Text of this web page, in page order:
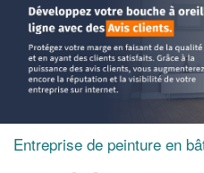
Entreprise de peinture en